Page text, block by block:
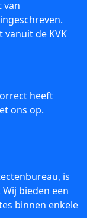
van
de KVK
heeft
ons op.
is
bieden een
binnen enkele